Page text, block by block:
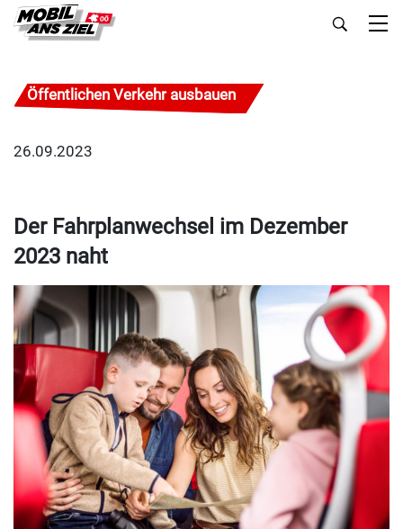
Öffentlichen Verkehr ausbauen
26.09.2023
Der Fahrplanwechsel im Dezember
2023 naht